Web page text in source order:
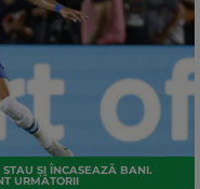
ȘI ÎNCASEAZĂ BANI.
URMĂTORII